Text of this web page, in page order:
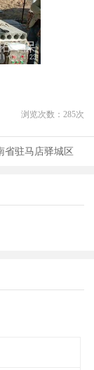
浏览次数： 285次
省驻马店驿城区